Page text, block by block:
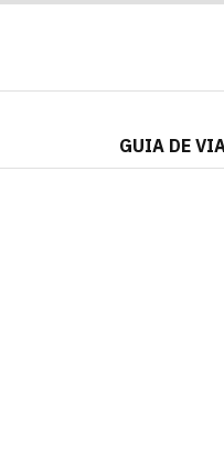
GUIA DE